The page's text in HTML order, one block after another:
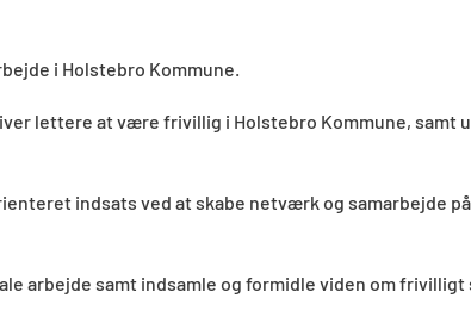
i Holstebro Kommune.
lettere at være frivillig i Holstebro Kommune,
indsats ved at skabe netværk og samarbejde
arbejde samt indsamle og formidle viden om frivilligt